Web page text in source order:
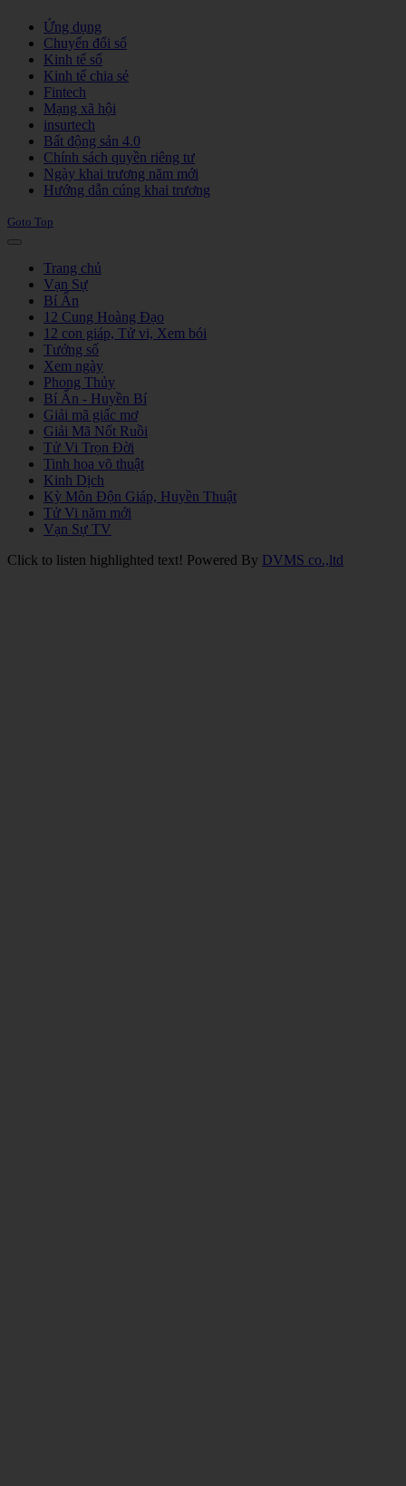
Ứng dụng
Chuyển đổi số
Kinh tế số
Kinh tế chia sẻ
Fintech
Mạng xã hội
insurtech
Bất động sản 4.0
Chính sách quyền riêng tư
Ngày khai trương năm mới
Hướng dẫn cúng khai trương
Goto Top
Trang chủ
Vạn Sự
Bí Ẩn
12 Cung Hoàng Đạo
12 con giáp, Tử vi, Xem bói
Tướng số
Xem ngày
Phong Thủy
Bí Ẩn - Huyền Bí
Giải mã giấc mơ
Giải Mã Nốt Ruồi
Tử Vi Trọn Đời
Tinh hoa võ thuật
Kinh Dịch
Kỳ Môn Độn Giáp, Huyền Thuật
Tử Vi năm mới
Vạn Sự TV
Click to listen highlighted text! Powered By DVMS co.,ltd